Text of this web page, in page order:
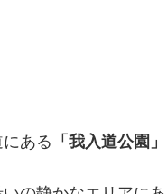
ある 「我入道公園」